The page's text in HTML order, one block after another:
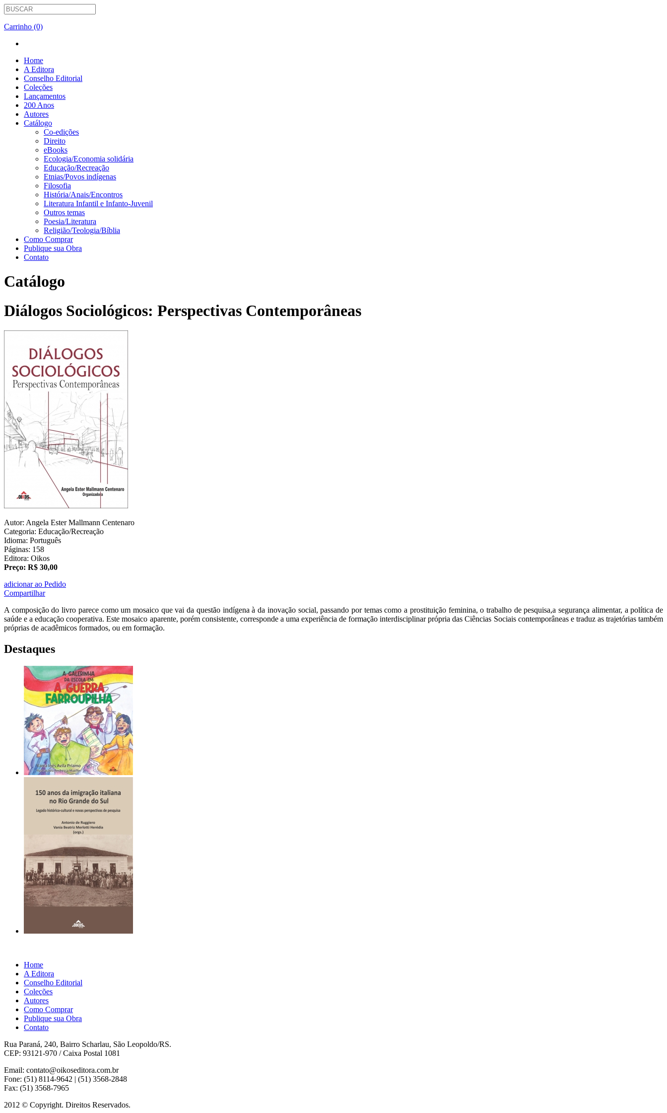
Carrinho (0)
Home
A Editora
Conselho Editorial
Coleções
Lançamentos
200 Anos
Autores
Catálogo
Co-edições
Direito
eBooks
Ecologia/Economia solidária
Educação/Recreação
Etnias/Povos indígenas
Filosofia
História/Anais/Encontros
Literatura Infantil e Infanto-Juvenil
Outros temas
Poesia/Literatura
Religião/Teologia/Bíblia
Como Comprar
Publique sua Obra
Contato
Catálogo
Diálogos Sociológicos: Perspectivas Contemporâneas
Autor: Angela Ester Mallmann Centenaro
Categoria: Educação/Recreação
Idioma: Português
Páginas: 158
Editora: Oikos
Preço: R$ 30,00
adicionar ao Pedido
Compartilhar
A composição do livro parece como um mosaico que vai da questão indígena à da inovação social, passando por temas como a prostituição feminina, o trabalho de pesquisa,a segurança alimentar, a política de
saúde e a educação cooperativa. Este mosaico aparente, porém consistente, corresponde a uma experiência de formação interdisciplinar própria das Ciências Sociais contemporâneas e traduz as trajetórias também
próprias de acadêmicos formados, ou em formação.
Destaques
Home
A Editora
Conselho Editorial
Coleções
Autores
Como Comprar
Publique sua Obra
Contato
Rua Paraná, 240, Bairro Scharlau, São Leopoldo/RS.
CEP: 93121-970 / Caixa Postal 1081
Email: contato@oikoseditora.com.br
Fone: (51) 8114-9642 | (51) 3568-2848
Fax: (51) 3568-7965
2012 © Copyright. Direitos Reservados.